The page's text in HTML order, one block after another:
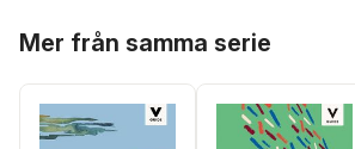
Högberg,Nina Kilbrink,
Karolina Muhrman,Åsa
Mårtensson
Sofia
Nyström,Andrzej
Anders Jönsson
Leden ,Sofia Lindberg
,Cecilia Segerby
Anna-Karin Svensson
Mer från samma serie